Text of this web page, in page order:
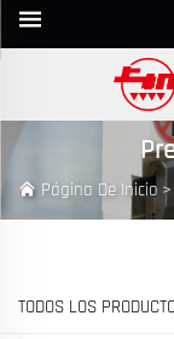
Página De Inicio
TODOS LOS